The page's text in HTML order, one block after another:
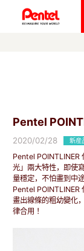
Pentel
2020/02/28 新産
Pentel POINTLINER
光」兩大特性，即使
量穩定，不怕畫到中
Pentel POINTLINER
畫出線條的粗幼變化
律合用！